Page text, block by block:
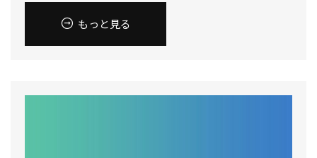
もっと見る